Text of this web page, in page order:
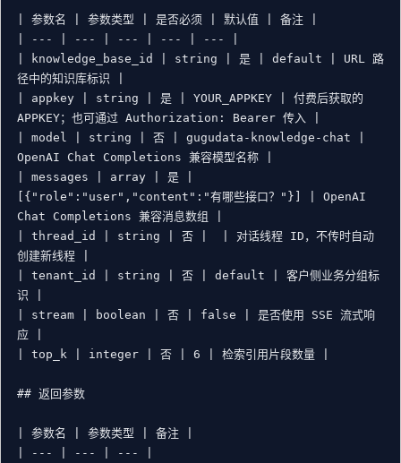
| 参数名 | 参数类型 | 是否必须 | 默认值 | 备注 |
| --- | --- | --- | --- | --- |
| knowledge_base_id | string | 是 | default | URL 路
径中的知识库标识 |
| appkey | string | 是 | YOUR_APPKEY | 付费后获取的
APPKEY；也可通过 Authorization: Bearer 传入 |
| model | string | 否 | gugudata-knowledge-chat |
OpenAI Chat Completions 兼容模型名称 |
| messages | array | 是 |
[{"role":"user","content":"有哪些接口？"}] | OpenAI
Chat Completions 兼容消息数组 |
| thread_id | string | 否 |  | 对话线程 ID，不传时自动
创建新线程 |
| tenant_id | string | 否 | default | 客户侧业务分组标
识 |
| stream | boolean | 否 | false | 是否使用 SSE 流式响
应 |
| top_k | integer | 否 | 6 | 检索引用片段数量 |
## 返回参数
| 参数名 | 参数类型 | 备注 |
| --- | --- | --- |